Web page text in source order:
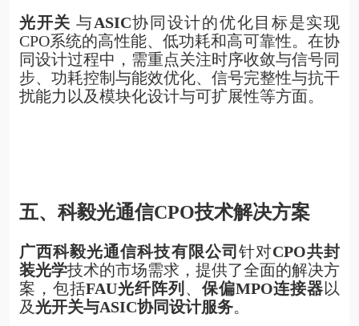
光开关 与ASIC协同设计的优化目标是实现
CPO系统的高性能、低功耗和高可靠性。在协
同设计过程中，需重点关注时序收敛与信号同
步、功耗控制与能效优化、信号完整性与抗干
扰能力以及模块化设计与可扩展性等方面。
五、科毅光通信CPO技术解决方案
广西科毅光通信科技有限公司 针对CPO共封
装光学技术的市场需求，提供了全面的解决方
案，包括FAU光纤阵列 、 保偏MPO连接器以
及光开关与ASIC协同设计服务。